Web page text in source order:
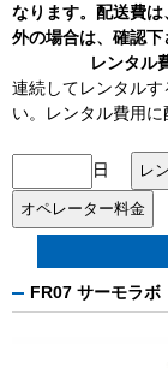
なります。配送費
外の場合は、確認下
レンタル
連続してレンタル
い。レンタル費用に
日
FR07 サーモラボ